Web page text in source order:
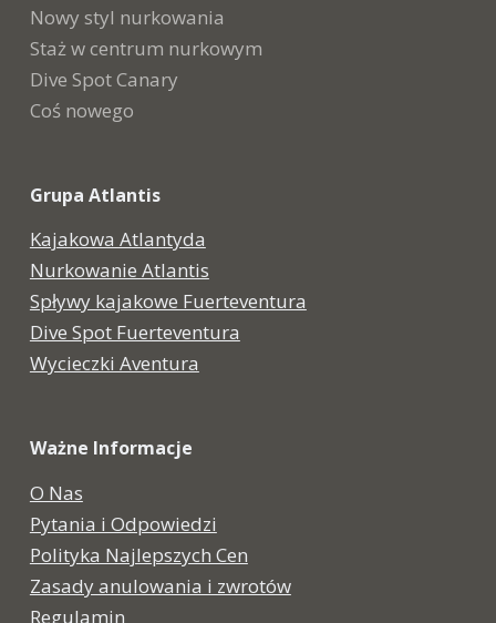
Nowy styl nurkowania
Staż w centrum nurkowym
Dive Spot Canary
Coś nowego
Grupa Atlantis
Kajakowa Atlantyda
Nurkowanie Atlantis
Spływy kajakowe Fuerteventura
Dive Spot Fuerteventura
Wycieczki Aventura
Ważne Informacje
O Nas
Pytania i Odpowiedzi
Polityka Najlepszych Cen
Zasady anulowania i zwrotów
Regulamin